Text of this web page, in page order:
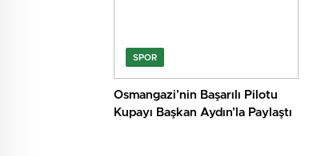
SPOR
Osmangazi’nin Başarılı Pilotu
Kupayı Başkan Aydın’la Paylaştı